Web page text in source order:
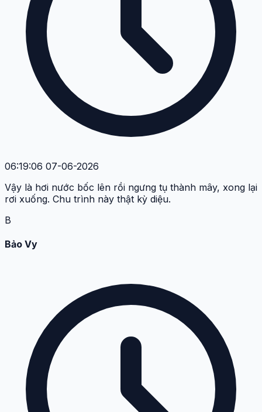
06:19:06 07-06-2026
Vậy là hơi nước bốc lên rồi ngưng tụ thành mây, xong lại
rơi xuống. Chu trình này thật kỳ diệu.
B
Bảo Vy